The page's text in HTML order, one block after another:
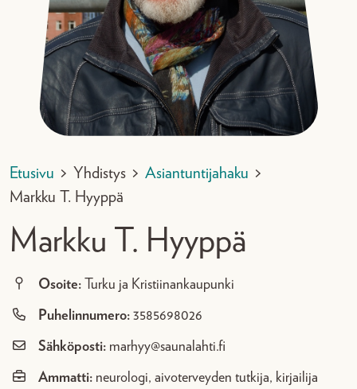
Etusivu > Yhdistys > Asiantuntijahaku >
Markku T. Hyyppä
Markku T. Hyyppä
Osoite: Turku ja Kristiinankaupunki
Puhelinnumero: 3585698026
Sähköposti: marhyy@saunalahti.fi
Ammatti: neurologi, aivoterveyden tutkija, kirjailija